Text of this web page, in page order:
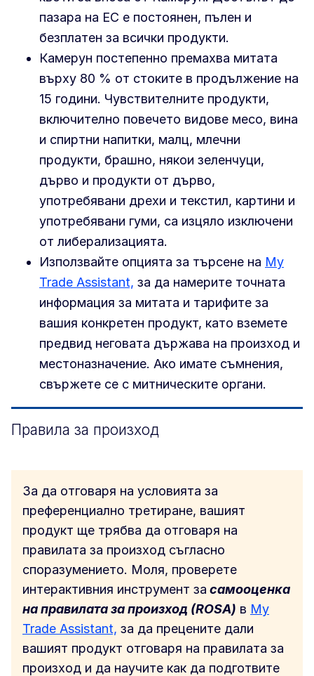
пазара на ЕС е постоянен, пълен и
безплатен за всички продукти.
Камерун постепенно премахва митата
върху 80 % от стоките в продължение на
15 години. Чувствителните продукти,
включително повечето видове месо, вина
и спиртни напитки, малц, млечни
продукти, брашно, някои зеленчуци,
дърво и продукти от дърво,
употребявани дрехи и текстил, картини и
употребявани гуми, са изцяло изключени
от либерализацията.
Използвайте опцията за търсене на My
Trade Assistant, за да намерите точната
информация за митата и тарифите за
вашия конкретен продукт, като вземете
предвид неговата държава на произход и
местоназначение. Ако имате съмнения,
свържете се с митническите органи.
Правила за произход
За да отговаря на условията за
преференциално третиране, вашият
продукт ще трябва да отговаря на
правилата за произход съгласно
споразумението. Моля, проверете
интерактивния инструмент за самооценка
на правилата за произход (ROSA) в My
Trade Assistant, за да прецените дали
вашият продукт отговаря на правилата за
произход и да научите как да подготвите